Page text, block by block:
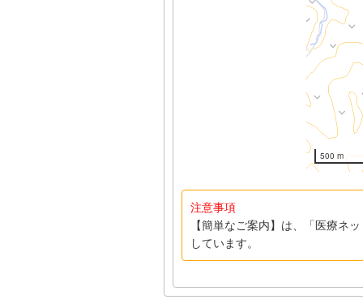
500 m
注意事項
【簡単なご案内】は、「医療ネ
しています。